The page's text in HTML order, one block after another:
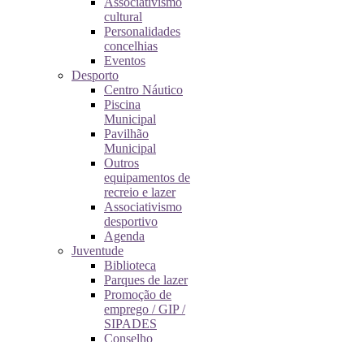
cultural
Personalidades
concelhias
Eventos
Desporto
Centro Náutico
Piscina
Municipal
Pavilhão
Municipal
Outros
equipamentos de
recreio e lazer
Associativismo
desportivo
Agenda
Juventude
Biblioteca
Parques de lazer
Promoção de
emprego / GIP /
SIPADES
Conselho